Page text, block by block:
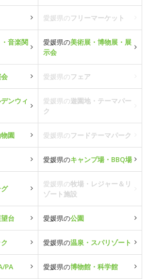
愛媛県のフリーマーケット
音楽関
愛媛県の美術展・博物展・展
示会
愛媛県のフェア
ンウィ
愛媛県の遊園地・テーマパー
ク
園 愛媛県のフードテーマパーク
愛媛県のキャンプ場・BBQ場
愛媛県の牧場・レジャー＆リ
ゾート施設
台 愛媛県の公園
愛媛県の温泉・スパリゾート
PA 愛媛県の博物館・科学館